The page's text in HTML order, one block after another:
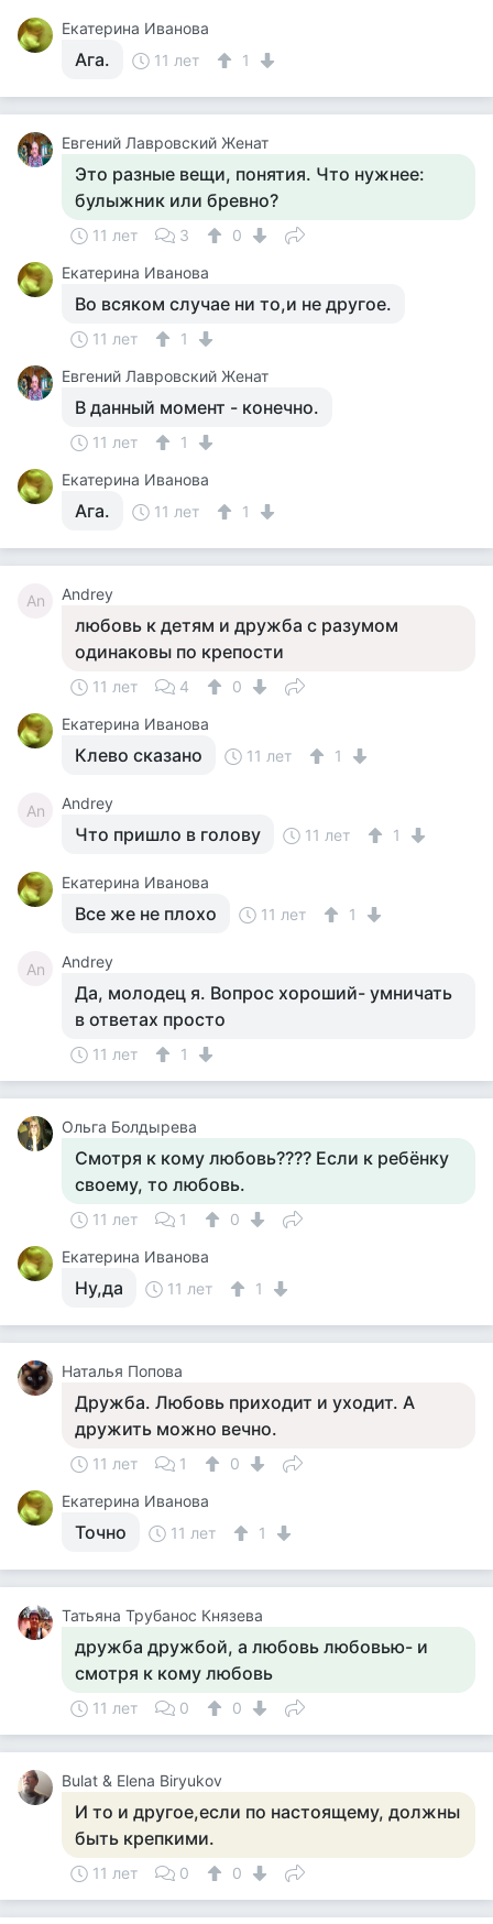
Екатерина Иванова
Ага. 11 лет 1
Евгений Лавровский Женат
Это разные вещи, понятия. Что нужнее:
булыжник или бревно?
11 лет 3
0
Екатерина Иванова
Во всяком случае ни то,и не другое.
11 лет
1
Евгений Лавровский Женат
В данный момент - конечно.
11 лет
1
Екатерина Иванова
Ага. 11 лет 1
An Andrey
любовь к детям и дружба с разумом
одинаковы по крепости
11 лет 4
0
Екатерина Иванова
Клево сказано 11 лет 1
An Andrey
Что пришло в голову 11 лет 1
Екатерина Иванова
Все же не плохо 11 лет 1
An Andrey
Да, молодец я. Вопрос хороший- умничать
в ответах просто
11 лет 1
Ольга Болдырева
Смотря к кому любовь???? Если к ребёнку
своему, то любовь.
11 лет 1
0
Екатерина Иванова
Ну,да 11 лет 1
Наталья Попова
Дружба. Любовь приходит и уходит. А
дружить можно вечно.
11 лет 1
0
Екатерина Иванова
Точно 11 лет 1
Татьяна Трубанос Князева
дружба дружбой, а любовь любовью- и
смотря к кому любовь
11 лет 0 0
Bulat & Elena Biryukov
И то и другое,если по настоящему, должны
быть крепкими.
11 лет 0 0